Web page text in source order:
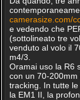
camerasize.com/
e vedendo che
(sottolineato tre
venduto al volo il
m4/3.
Oramai uso la R6
con un 70-200mm
tracking. In tutte
la EM1 II, la